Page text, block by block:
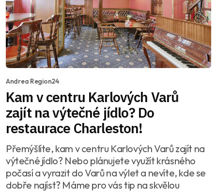
Andrea Region24
Kam v centru Karlových Varů
zajít na výtečné jídlo? Do
restaurace Charleston!
Přemýšlíte, kam v centru Karlových Varů zajít na
výtečné jídlo? Nebo plánujete využít krásného
počasí a vyrazit do Varů na výlet a nevíte, kde se
dobře najíst? Máme pro vás tip na skvělou